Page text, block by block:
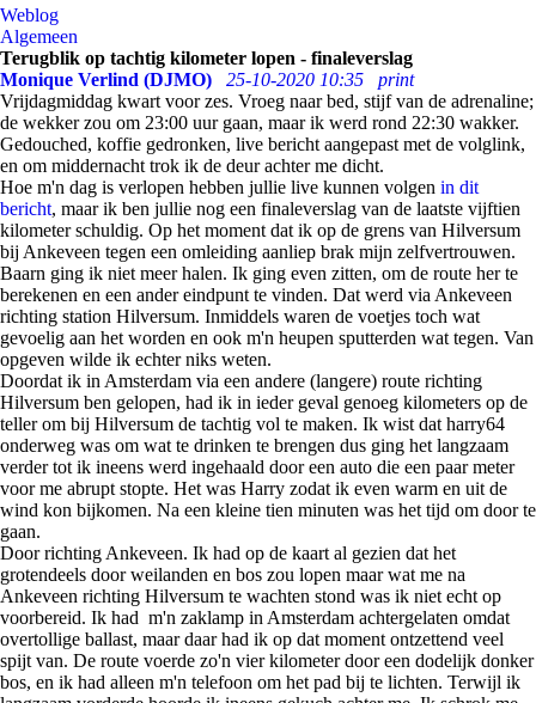
Weblog
Algemeen
Terugblik op tachtig kilometer lopen - finaleverslag
Monique Verlind (DJMO)
25-10-2020 10:35
print
Vrijdagmiddag kwart voor zes. Vroeg naar bed, stijf van de adrenaline;
de wekker zou om 23:00 uur gaan, maar ik werd rond 22:30 wakker.
Gedouched, koffie gedronken, live bericht aangepast met de volglink,
en om middernacht trok ik de deur achter me dicht.
Hoe m'n dag is verlopen hebben jullie live kunnen volgen in dit
bericht, maar ik ben jullie nog een finaleverslag van de laatste vijftien
kilometer schuldig. Op het moment dat ik op de grens van Hilversum
bij Ankeveen tegen een omleiding aanliep brak mijn zelfvertrouwen.
Baarn ging ik niet meer halen. Ik ging even zitten, om de route her te
berekenen en een ander eindpunt te vinden. Dat werd via Ankeveen
richting station Hilversum. Inmiddels waren de voetjes toch wat
gevoelig aan het worden en ook m'n heupen sputterden wat tegen. Van
opgeven wilde ik echter niks weten.
Doordat ik in Amsterdam via een andere (langere) route richting
Hilversum ben gelopen, had ik in ieder geval genoeg kilometers op de
teller om bij Hilversum de tachtig vol te maken. Ik wist dat harry64
onderweg was om wat te drinken te brengen dus ging het langzaam
verder tot ik ineens werd ingehaald door een auto die een paar meter
voor me abrupt stopte. Het was Harry zodat ik even warm en uit de
wind kon bijkomen. Na een kleine tien minuten was het tijd om door te
gaan.
Door richting Ankeveen. Ik had op de kaart al gezien dat het
grotendeels door weilanden en bos zou lopen maar wat me na
Ankeveen richting Hilversum te wachten stond was ik niet echt op
voorbereid. Ik had m'n zaklamp in Amsterdam achtergelaten omdat
overtollige ballast, maar daar had ik op dat moment ontzettend veel
spijt van. De route voerde zo'n vier kilometer door een dodelijk donker
bos, en ik had alleen m'n telefoon om het pad bij te lichten. Terwijl ik